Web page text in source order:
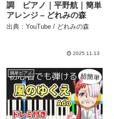
調 ピアノ｜平野航｜簡単
アレンジ – どれみの森
出典：YouTube / どれみの森
2025.11.13
簡単ピアノ